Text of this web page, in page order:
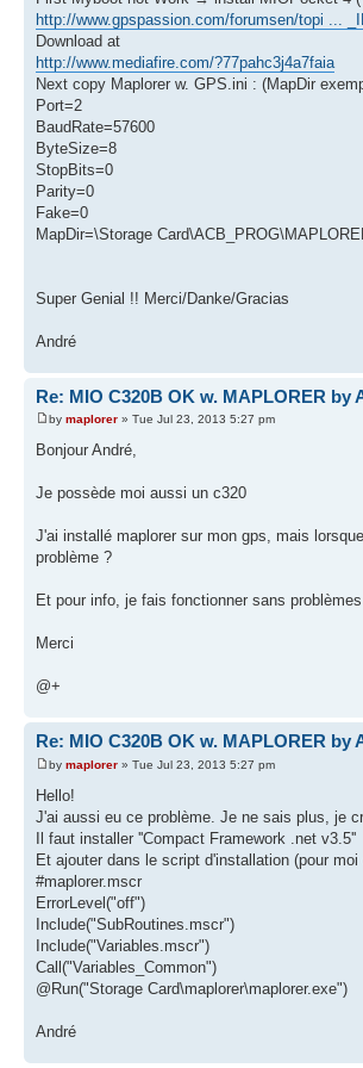
http://www.gpspassion.com/forumsen/topi ...
Download at
http://www.mediafire.com/?77pahc3j4a7faia
Next copy Maplorer w. GPS.ini : (MapDir
Port=2
BaudRate=57600
ByteSize=8
StopBits=0
Parity=0
Fake=0
MapDir=\Storage
Super Genial !! Merci/Danke/Gracias
André
Re: MIO C320B OK w. MAPLORER by
by maplorer » Tue Jul 23, 2013 5:27 pm
Bonjour André,
Je possède moi aussi un c320
J'ai installé maplorer sur mon gps, mais
problème ?
Et pour info, je fais fonctionner sans
Merci
@+
Re: MIO C320B OK w. MAPLORER by
by maplorer » Tue Jul 23, 2013 5:27 pm
Hello!
J'ai aussi eu ce problème. Je ne sais plus, je
Il faut installer ''Compact Framework .net v3.5''
Et ajouter dans le script d'installation (pour
#maplorer.mscr
ErrorLevel("off")
Include("SubRoutines.mscr")
Include("Variables.mscr")
Call("Variables_Common")
@Run("Storage Card\maplorer\maplorer.exe")
André